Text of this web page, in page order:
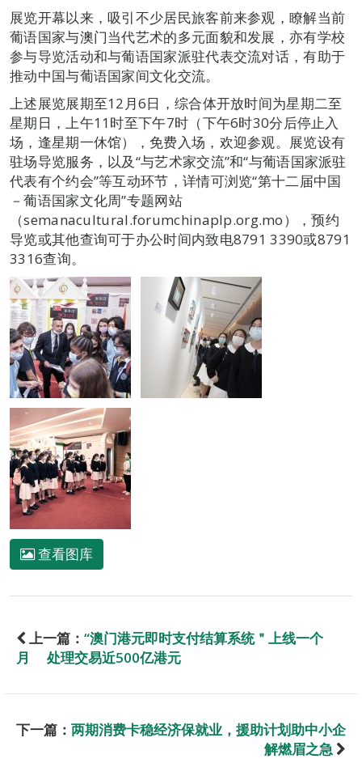
展览开幕以来，吸引不少居民旅客前来参观，瞭解当前
葡语国家与澳门当代艺术的多元面貌和发展，亦有学校
参与导览活动和与葡语国家派驻代表交流对话，有助于
推动中国与葡语国家间文化交流。
上述展览展期至12月6日，综合体开放时间为星期二至
星期日，上午11时至下午7时（下午6时30分后停止入
场，逢星期一休馆），免费入场，欢迎参观。展览设有
驻场导览服务，以及“与艺术家交流”和“与葡语国家派驻
代表有个约会”等互动环节，详情可浏览“第十二届中国
－葡语国家文化周”专题网站
（semanacultural.forumchinaplp.org.mo），预约
导览或其他查询可于办公时间内致电8791 3390或8791
3316查询。
查看图库
上一篇： “澳门港元即时支付结算系统＂上线一个
月 处理交易近500亿港元
下一篇： 两期消费卡稳经济保就业，援助计划助中小企
解燃眉之急